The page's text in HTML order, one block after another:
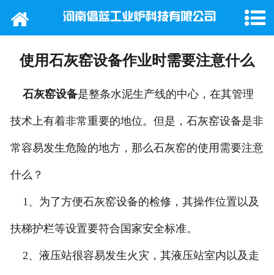
网站首页
新闻动态
行业新闻
联系我们
使用石灰窑设备作业时需要注意什么
石灰窑设备是整条水泥生产线的中心，在其管理
技术上有着非常重要的地位。但是，石灰窑设备是非
常容易发生危险的地方，那么石灰窑的使用需要注意
什么？
1、为了方便石灰窑设备的检修，其操作位置以及
扶梯护栏等设置要符合国家安全标准。
2、液压站很容易发生火灾，其液压站室内以及走